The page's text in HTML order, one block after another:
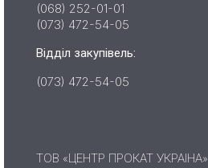
(068) 252-01-01
(073) 472-54-05
Відділ закупівель:
(073) 472-54-05
ТОВ «ЦЕНТР ПРОКАТ УКРАІНА»